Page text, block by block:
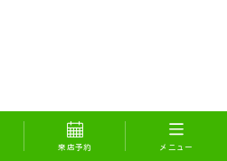
来店予約 メニュー